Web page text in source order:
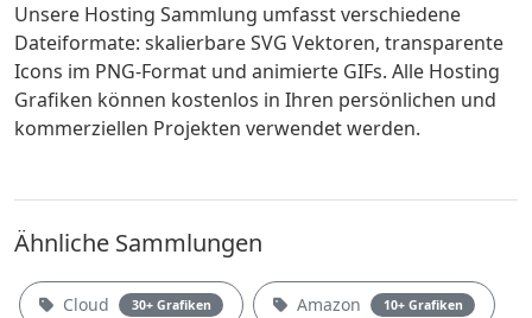
Unsere Hosting Sammlung umfasst verschiedene
Dateiformate: skalierbare SVG Vektoren, transparente
Icons im PNG-Format und animierte GIFs. Alle Hosting
Grafiken können kostenlos in Ihren persönlichen und
kommerziellen Projekten verwendet werden.
Ähnliche Sammlungen
Cloud 30+ Grafiken Amazon 10+ Grafiken